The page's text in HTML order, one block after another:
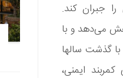
جبران کند.
می‌دهد و با
گذشت سالها
ایمنی‌،